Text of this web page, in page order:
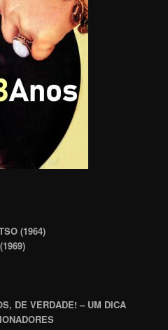
(1964)
DE VERDADE! – UM DICA